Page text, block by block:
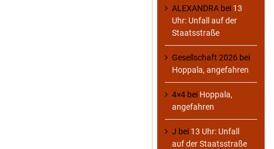
ALEXANDRA bei 13
Uhr: Unfall auf der
Staatsstraße
Gesellschaft 2026 bei
Hoppala, angefahren
4×4 bei Hoppala,
angefahren
J bei 13 Uhr: Unfall
auf der Staatsstraße